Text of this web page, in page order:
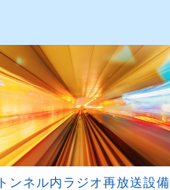
トンネル内ラジオ再放送設備